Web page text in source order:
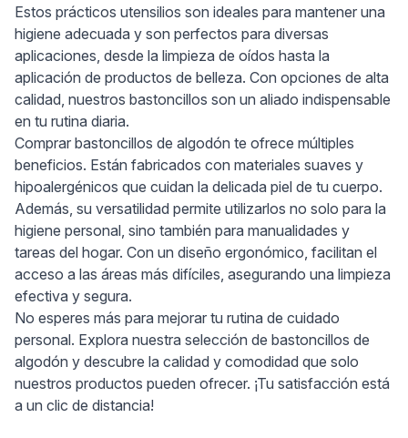
Estos prácticos utensilios son ideales para mantener una
higiene adecuada y son perfectos para diversas
aplicaciones, desde la limpieza de oídos hasta la
aplicación de productos de belleza. Con opciones de alta
calidad, nuestros bastoncillos son un aliado indispensable
en tu rutina diaria.
Comprar bastoncillos de algodón te ofrece múltiples
beneficios. Están fabricados con materiales suaves y
hipoalergénicos que cuidan la delicada piel de tu cuerpo.
Además, su versatilidad permite utilizarlos no solo para la
higiene personal, sino también para manualidades y
tareas del hogar. Con un diseño ergonómico, facilitan el
acceso a las áreas más difíciles, asegurando una limpieza
efectiva y segura.
No esperes más para mejorar tu rutina de cuidado
personal. Explora nuestra selección de bastoncillos de
algodón y descubre la calidad y comodidad que solo
nuestros productos pueden ofrecer. ¡Tu satisfacción está
a un clic de distancia!